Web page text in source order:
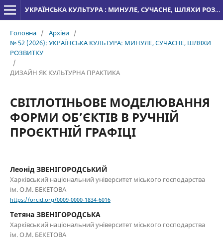
УКРАЇНСЬКА КУЛЬТУРА : МИНУЛЕ, СУЧАСНЕ, ШЛЯХИ РОЗВИТКУ
Головна / Архіви /
№ 52 (2026): УКРАЇНСЬКА КУЛЬТУРА: МИНУЛЕ, СУЧАСНЕ, ШЛЯХИ
РОЗВИТКУ
/
ДИЗАЙН ЯК КУЛЬТУРНА ПРАКТИКА
СВІТЛОТІНЬОВЕ МОДЕЛЮВАННЯ
ФОРМИ ОБ’ЄКТІВ В РУЧНІЙ
ПРОЄКТНІЙ ГРАФІЦІ
Леонід ЗВЕНІГОРОДСЬКИЙ
Харківський національний університет міського господарства
ім. О.М. БЕКЕТОВА
https://orcid.org/0009-0000-1834-6016
Тетяна ЗВЕНІГОРОДСЬКА
Харківський національний університет міського господарства
ім. О.М. БЕКЕТОВА